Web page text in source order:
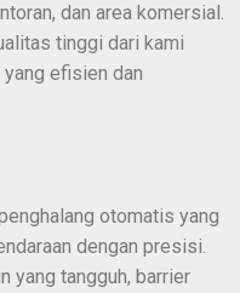
dan area komersial.
tinggi dari kami
efisien dan
otomatis yang
dengan presisi.
yang tangguh, barrier